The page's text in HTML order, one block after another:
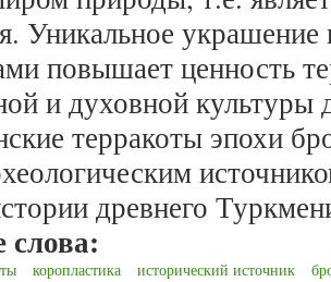
Уникальное
повышает ценность
и духовной культуры
терракоты эпохи
древнего
коропластика исторический источник